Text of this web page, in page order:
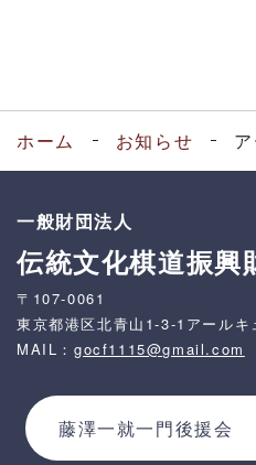
ホーム お知らせ
一般財団法人
伝統文化棋道振興
〒107-0061
東京都港区北青山1-3-1アールキ
MAIL： gocf1115@gmail.com
藤澤一就一門後援会